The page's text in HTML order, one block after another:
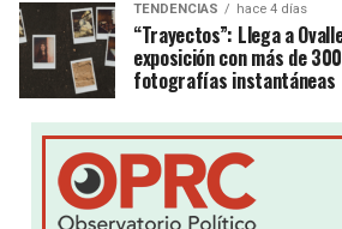
TENDENCIAS hace 4 días
“Trayectos”: Llega a
exposición con más de 300
fotografías instantáneas